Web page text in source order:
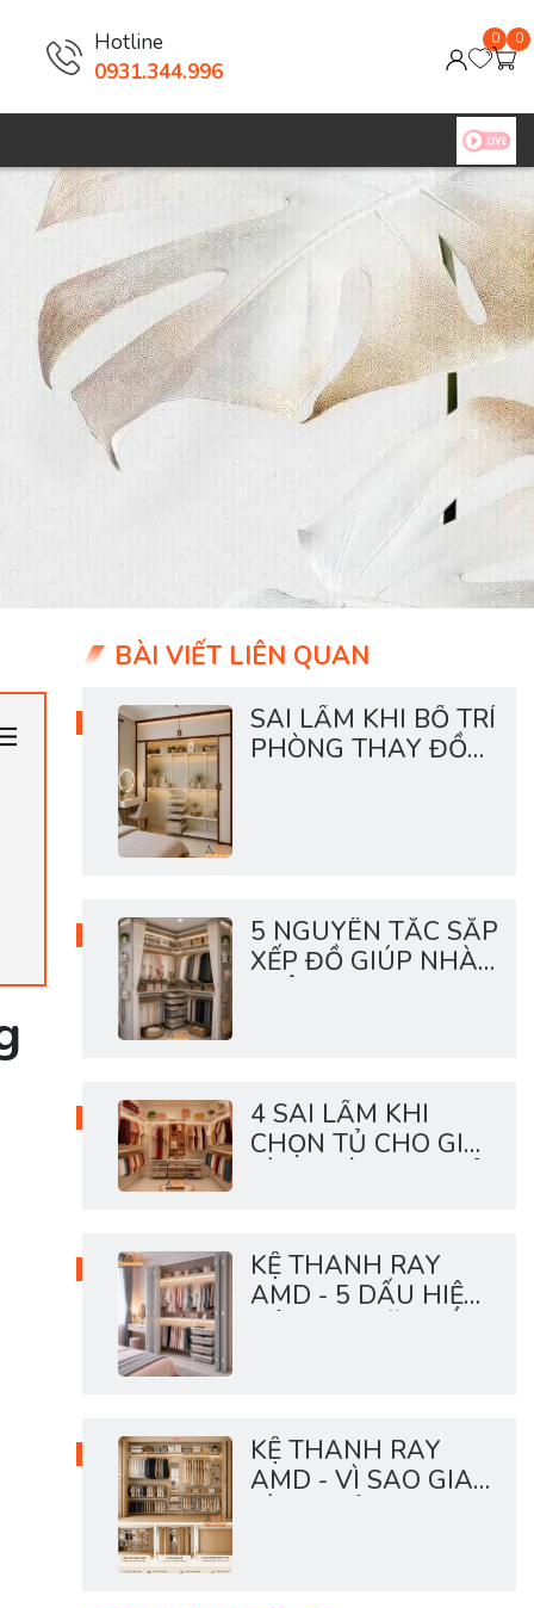
Hotline
0931.344.996
0 0
BÀI VIẾT LIÊN QUAN
SAI LẦM KHI BỐ TRÍ
PHÒNG THAY ĐỒ
5 NGUYÊN TẮC SẮP
XẾP ĐỒ GIÚP NHÀ
4 SAI LẦM KHI
CHỌN TỦ CHO GIA
KỆ THANH RAY
AMD - 5 DẤU HIỆU
KỆ THANH RAY
AMD - VÌ SAO GIA